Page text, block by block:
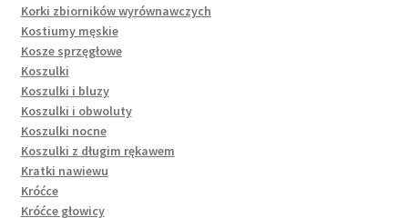
Korki zbiorników wyrównawczych
Kostiumy męskie
Kosze sprzęgłowe
Koszulki
Koszulki i bluzy
Koszulki i obwoluty
Koszulki nocne
Koszulki z długim rękawem
Kratki nawiewu
Króćce
Króćce głowicy